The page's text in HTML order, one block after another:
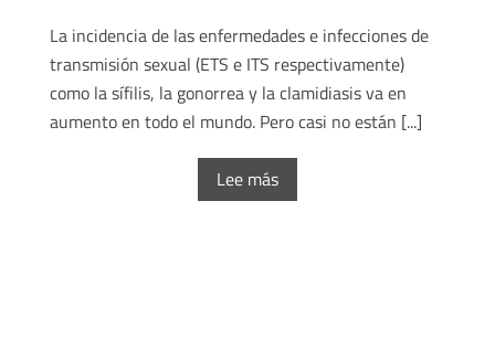
La incidencia de las enfermedades e infecciones de
transmisión sexual (ETS e ITS respectivamente)
como la sífilis, la gonorrea y la clamidiasis va en
aumento en todo el mundo. Pero casi no están [...]
Lee más